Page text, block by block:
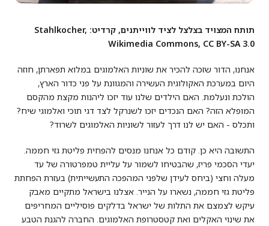
תותח המצויד בצלצל לציד לווייתנים, קרדיט: Stahlkocher,
Wikimedia Commons, CC BY-SA 3.0
אנחנו, הדור שזכה להכיר את שוניות האלמוגים במלוא תפארתן, חוזה
היום במערכת האקולוגית העשירה והמגוונת על פני כדור הארץ,
הולכת ונעלמת. האם הילדים שלנו עוד יזכו ליהנות מקצת מהקסם
המופלא הזה? האם הנכדים יזכו לשנרקל לצד דגי תוכי ואלמוגי שיח?
ותכלס - האם יש לנו דרך לעזור לשוניות האלמוגים לשרוד?
התשובה היא כן. קודם כל אנחנו מנסים להפחית פליטת גזי חממה.
יעדי הסכמי פריז, שהבטיחו לשמור על עליית טמפרטורה של עד
מעלה וחצי (ביחס לעידן שלפני המהפכה התעשייתית) בעזרת הפחתת
פליטת גזי חממה, נשארו על הנייר. אצלנו בישראל מתקיים מאבק
עיקש לצמצם את התלות של ישראל בדלקים פוסיליים המחריפים
את שינוי האקלים ואת קטסטרופת האלמוגים. החברה להגנת הטבע